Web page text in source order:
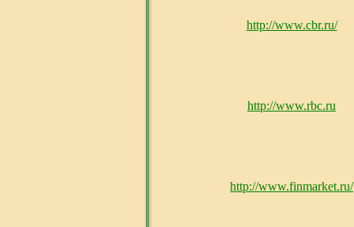
http://www.cbr.ru/
http://www.rbc.ru
http://www.finmarket.ru/